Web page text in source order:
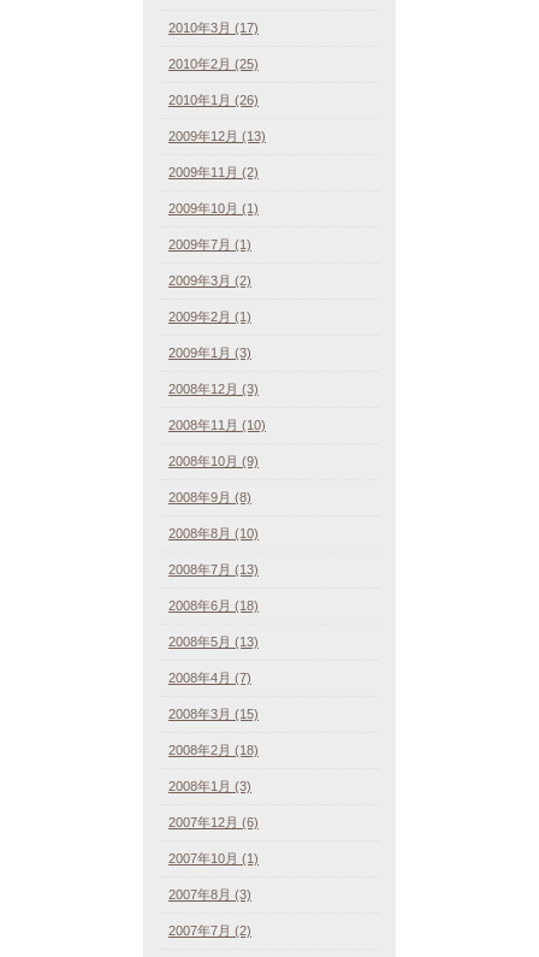
2010年3月 (17)
2010年2月 (25)
2010年1月 (26)
2009年12月 (13)
2009年11月 (2)
2009年10月 (1)
2009年7月 (1)
2009年3月 (2)
2009年2月 (1)
2009年1月 (3)
2008年12月 (3)
2008年11月 (10)
2008年10月 (9)
2008年9月 (8)
2008年8月 (10)
2008年7月 (13)
2008年6月 (18)
2008年5月 (13)
2008年4月 (7)
2008年3月 (15)
2008年2月 (18)
2008年1月 (3)
2007年12月 (6)
2007年10月 (1)
2007年8月 (3)
2007年7月 (2)